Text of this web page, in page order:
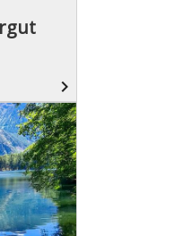
navigate_next